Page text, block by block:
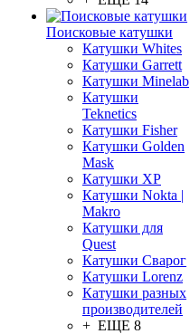
Поисковые катушки
Катушки Whites
Катушки Garrett
Катушки Minelab
Катушки
Teknetics
Катушки Fisher
Катушки Golden
Mask
Катушки XP
Катушки Nokta |
Makro
Катушки для
Quest
Катушки Сварог
Катушки Lorenz
Катушки разных
производителей
+ ЕЩЕ 8